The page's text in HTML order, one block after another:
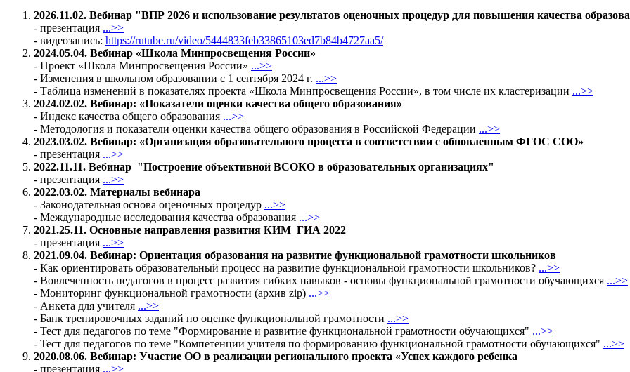
2026.11.02. Вебинар "ВПР 2026 и использование результатов оценочных процедур для повышения качества
- презентация ...>>
- видеозапись: https://rutube.ru/video/5444833feb33865103ed7b84b4727aa5/
2024.05.04. Вебинар «Школа Минпросвещения России»
- Проект «Школа Минпросвещения России» ...>>
- Изменения в школьном образовании с 1 сентября 2024 г. ...>>
- Таблица изменений в показателях проекта «Школа Минпросвещения России», в том числе их кластеризации ...>>
2024.02.02. Вебинар: «Показатели оценки качества общего образования»
- Индекс качества общего образования ...>>
- Методология и показатели оценки качества общего образования в Российской Федерации ...>>
2023.03.02. Вебинар: «Организация образовательного процесса в соответствии с обновленным ФГОС СОО»
- презентация ...>>
2022.11.11. Вебинар "Построение объективной ВСОКО в образовательных организациях"
- презентация ...>>
2022.03.02. Материалы вебинара
- Законодательная основа оценочных процедур ...>>
- Международные исследования качества образования ...>>
2021.25.11. Основные направления развития КИМ ГИА 2022
- презентация ...>>
2021.09.04. Вебинар: Ориентация образования на развитие функциональной грамотности школьников
- Как ориентировать образовательный процесс на развитие функциональной грамотности школьников? ...>>
- Вовлеченность педагогов в процесс развития гибких навыков - основы функциональной грамотности обучающихся ...>>
- Мониторинг функциональной грамотности (архив zip) ...>>
- Анкета для учителя ...>>
- Банк тренировочных заданий по оценке функциональной грамотности ...>>
- Тест для педагогов по теме "Формирование и развитие функциональной грамотности обучающихся" ...>>
- Тест для педагогов по теме "Компетенции учителя по формированию функциональной грамотности обучающихся" ...>>
2020.08.06. Вебинар: Участие ОО в реализации регионального проекта «Успех каждого ребенка
- презентация ...>>